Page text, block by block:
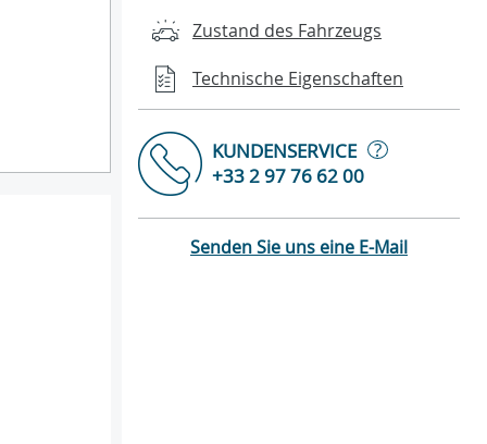
Zustand des Fahrzeugs
Technische Eigenschaften
KUNDENSERVICE
?
+33 2 97 76 62 00
Senden Sie uns eine E-Mail